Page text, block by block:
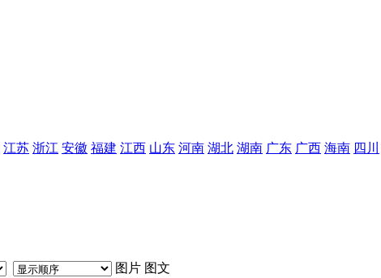
江苏 浙江 安徽 福建 江西 山东 河南 湖北 湖南 广东 广西 海南 四川
图片 图文